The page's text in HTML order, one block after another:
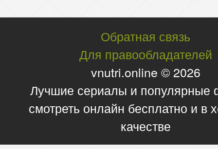
Обратная связь
Для правообладателей
vnutri.online © 2026
Лучшие сериалы и
смотреть онлайн бесплатно и в
качестве